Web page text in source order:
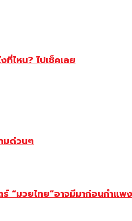
ที่ไหน? ไปเช็คเลย
มด่วนๆ
“มวยไทย”อาจมีมาก่อนกำแพ